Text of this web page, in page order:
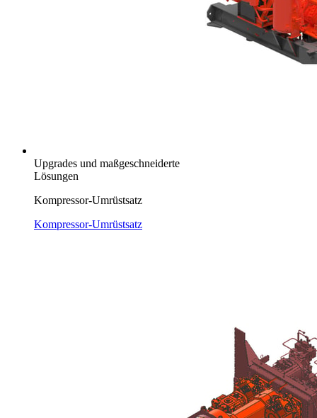
Upgrades und maßgeschneiderte
Lösungen
Kompressor-Umrüstsatz
Kompressor-Umrüstsatz